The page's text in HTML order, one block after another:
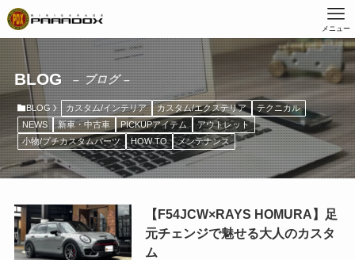
メニュー
BLOG – ブログ –
BLOG カスタム/インテリア カスタム/エクステリア
テクニカル
NEWS
新車・中古車 PICKUPアイテム
アウトレット
小物/プチカスタムパーツ
HOW TO メンテナンス
【F54JCW×RAYS HOMURA】足
元チェンジで魅せる大人のカスタ
ム